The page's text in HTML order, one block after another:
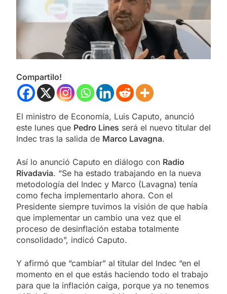
Compartilo!
El ministro de Economía, Luis Caputo, anunció
este lunes que Pedro Lines será el nuevo titular del
Indec tras la salida de Marco Lavagna.
Así lo anunció Caputo en diálogo con Radio
Rivadavia. “Se ha estado trabajando en la nueva
metodología del Indec y Marco (Lavagna) tenía
como fecha implementarlo ahora. Con el
Presidente siempre tuvimos la visión de que había
que implementar un cambio una vez que el
proceso de desinflación estaba totalmente
consolidado”, indicó Caputo.
Y afirmó que “cambiar” al titular del Indec “en el
momento en el que estás haciendo todo el trabajo
para que la inflación caiga, porque ya no tenemos